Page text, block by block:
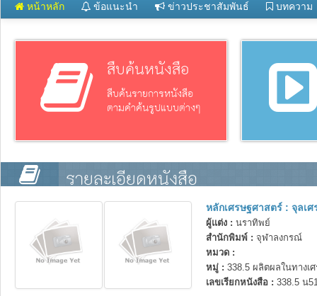
หน้าหลัก ข้อแนะนำ ข่าวประชาสัมพันธ์ บทความ
สืบค้นหนังสือ
สืบค้นรายการหนังสือ
ตามคำค้นรูปแบบต่างๆ
รายละเอียดหนังสือ
หลักเศรษฐศาสตร์ : จุลเศ
ผู้แต่ง : นราทิพย์
สำนักพิมพ์ : จุฬาลงกรณ์
หมวด :
หมู่ : 338.5 ผลิตผลในทางเ
เลขเรียกหนังสือ : 338.5 น